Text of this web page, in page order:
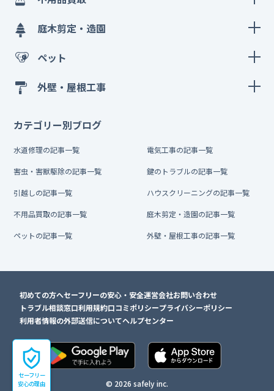
セーフリー
安心の理由
庭木剪定・造園
ペット
外壁・屋根工事
カテゴリー別ブログ
水道修理の記事一覧 電気工事の記事一覧
害虫・害獣駆除の記事一覧 鍵のトラブルの記事一覧
引越しの記事一覧 ハウスクリーニングの記事一覧
不用品買取の記事一覧 庭木剪定・造園の記事一覧
ペットの記事一覧 外壁・屋根工事の記事一覧
初めての方へセーフリーの安心・安全運営会社お問い合わせ
トラブル相談窓口利用規約口コミポリシープライバシーポリシー
利用者情報の外部送信についてヘルプセンター
© 2026 safely inc.